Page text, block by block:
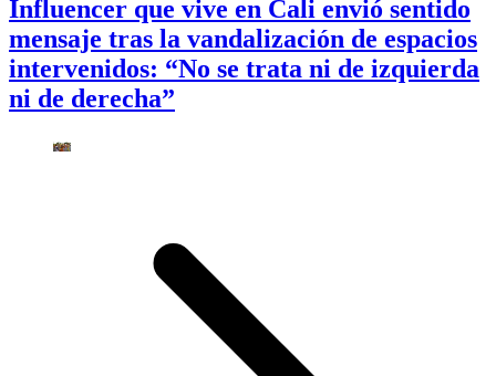
Influencer que vive en Cali envió sentido
mensaje tras la vandalización de espacios
intervenidos: “No se trata ni de izquierda
ni de derecha”